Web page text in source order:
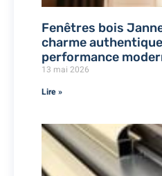
Fenêtres bois
charme
performance
13 mai 2026
Lire »